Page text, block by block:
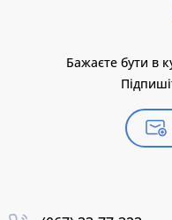
Бажаєте бути в